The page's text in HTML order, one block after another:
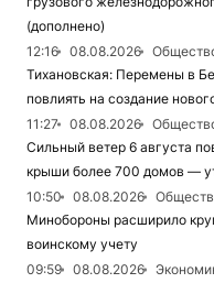
(дополнено)
12:16
08.08.2026
Тихановская: Перемены в
повлиять на создание
11:27
08.08.2026
Сильный ветер 6 августа
крыши более 700 домов —
10:50
08.08.2026
Минобороны расширило
воинскому учету
09:59
08.08.2026